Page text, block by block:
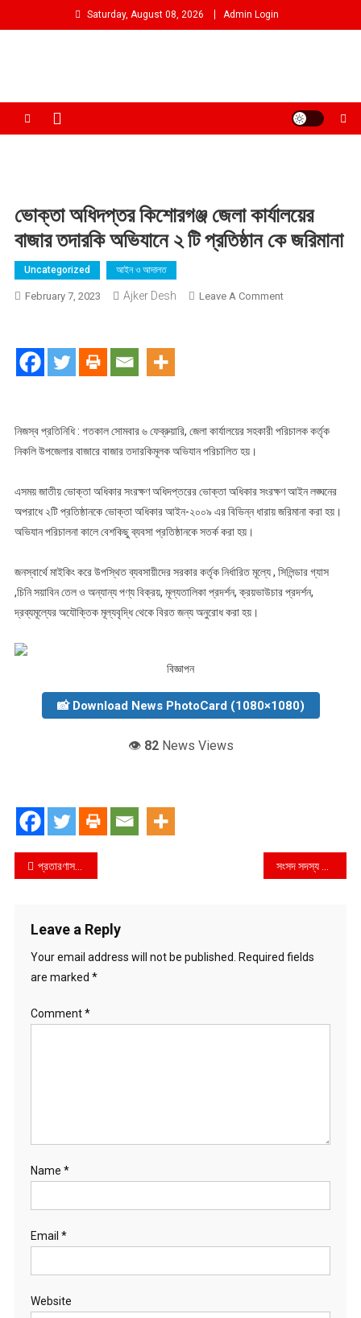
to
Saturday, August 08, 2026 Admin Login
ভোক্তা অধিদপ্তর কিশোরগঞ্জ জেলা কার্যালয়ের
বাজার তদারকি অভিযানে ২ টি প্রতিষ্ঠান কে জরিমানা
Uncategorized আইন ও আদালত
February 7, 2023 Ajker Desh Leave A CommentOn
তদারকি
প্রতিষ্ঠান
কে
নিজস্ব প্রতিনিধি : গতকাল সোমবার ৬ ফেব্রুয়ারি, জেলা কার্যালয়ের সহকারী পরিচালক কর্তৃক
নিকলি উপজেলার বাজারে বাজার তদারকিমূলক অভিযান পরিচালিত হয়।
এসময় জাতীয় ভোক্তা অধিকার সংরক্ষণ অধিদপ্তরের ভোক্তা অধিকার সংরক্ষণ আইন লঙ্ঘনের
অপরাধে ২টি প্রতিষ্ঠানকে ভোক্তা অধিকার আইন-২০০৯ এর বিভিন্ন ধারায় জরিমানা করা হয়।
অভিযান পরিচালনা কালে বেশকিছু ব্যবসা প্রতিষ্ঠানকে সতর্ক করা হয়।
জনস্বার্থে মাইকিং করে উপস্থিত ব্যবসায়ীদের সরকার কর্তৃক নির্ধারিত মূল্যে , সিলিন্ডার গ্যাস
,চিনি সয়াবিন তেল ও অন্যান্য পণ্য বিক্রয়, মূল্যতালিকা প্রদর্শন, ক্রয়ভাউচার প্রদর্শন,
দ্রব্যমূল্যের অযৌক্তিক মূল্যবৃদ্ধি থেকে বিরত জন্য অনুরোধ করা হয়।
বিজ্ঞাপন
📸 Download News PhotoCard (1080×1080)
👁️ 82News Views
Post
প্রতারণাসহ বিভিন্ন অনিয়মের অভিযোগে প্রাইম ডিস্ট্রিবিউশন গ্রুপের এমডি প্রতারক মামুন পুলিশের হাতে গ্রেফতার
Leave a Reply
Your email address will not be published.
Required fields
are marked *
Comment*
Name *
Email *
Website